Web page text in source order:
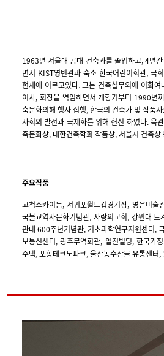
1963년 서울대 공대 건축과를 졸업하고, 4년
면서 KIST영빈관과 숙소 한국어린이회관, 국
현재에 이르고있다. 그는 건축실무외에 이
이사, 회장을 역임하면서 개항기부터 1990
축문화의해 행사 집행, 한국의 건축가 및 작품
사회의 발전과 국제화를 위해 헌신 하였다. 옥
축문화상, 대한건축학회 작품상, 서울시 건축상
주요작품
고척스카이돔, 서귀포월드컵경기장, 영은미
국불교역사문화기념관, 사랑의교회, 강원대
관대 600주년기념관, 기초과학연구지원센터,
보통신센터, 광주무역회관, 일진빌딩, 한국가
주택, 포항테크노파크, 울산농수산물 유통센터